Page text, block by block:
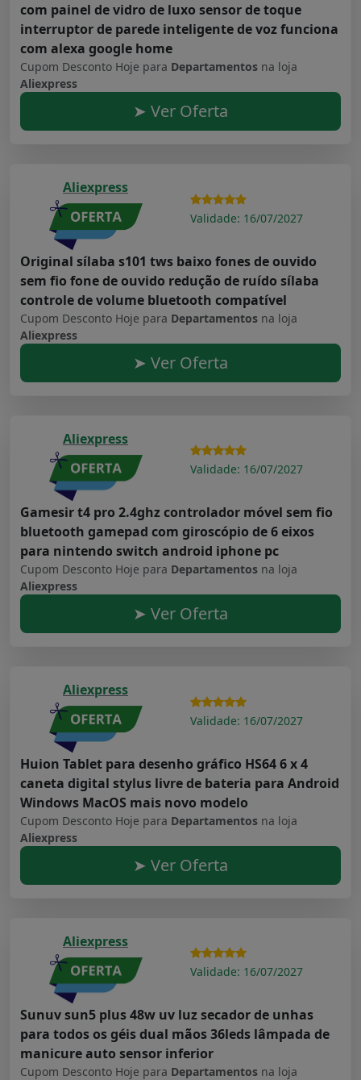
com painel de vidro de luxo sensor de toque
interruptor de parede inteligente de voz funciona
com alexa google home
Cupom Desconto Hoje para Departamentos na loja
Aliexpress
➤ Ver Oferta
Aliexpress
Validade: 16/07/2027
Original sílaba s101 tws baixo fones de ouvido
sem fio fone de ouvido redução de ruído sílaba
controle de volume bluetooth compatível
Cupom Desconto Hoje para Departamentos na loja
Aliexpress
➤ Ver Oferta
Aliexpress
Validade: 16/07/2027
Gamesir t4 pro 2.4ghz controlador móvel sem fio
bluetooth gamepad com giroscópio de 6 eixos
para nintendo switch android iphone pc
Cupom Desconto Hoje para Departamentos na loja
Aliexpress
➤ Ver Oferta
Aliexpress
Validade: 16/07/2027
Huion Tablet para desenho gráfico HS64 6 x 4
caneta digital stylus livre de bateria para Android
Windows MacOS mais novo modelo
Cupom Desconto Hoje para Departamentos na loja
Aliexpress
➤ Ver Oferta
Aliexpress
Validade: 16/07/2027
Sunuv sun5 plus 48w uv luz secador de unhas
para todos os géis dual mãos 36leds lâmpada de
manicure auto sensor inferior
Cupom Desconto Hoje para Departamentos na loja